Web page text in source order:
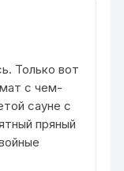
Только вот
с чем-
сауне с
пряный